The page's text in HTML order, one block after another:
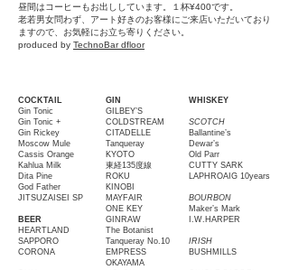
昼間はコーヒーもお出ししています。１杯¥400です。
老若男女問わず、アート好きのお客様にご来店いただいており
ますので、お気軽にお立ち寄りください。
​produced by TechnoBar dfloor
COCKTAIL
Gin Tonic
Gin Tonic +
Gin Rickey
Moscow Mule
Cassis Orange
Kahlua Milk
Dita Pine
God Father
JITSUZAISEI SP
BEER
HEARTLAND
SAPPORO
CORONA
GIN
GILBEY’S
COLDSTREAM
CITADELLE
Tanqueray
KYOTO
東経135度線
ROKU
KINOBI
MAYFAIR
ONE KEY
GINRAW
The Botanist
Tanqueray No.10
EMPRESS
OKAYAMA
WHISKEY
SCOTCH
Ballantine’s
Dewar’s
Old Parr
CUTTY SARK
LAPHROAIG 10years
BOURBON
Maker’s Mark
I.W.HARPER
IRISH
BUSHMILLS